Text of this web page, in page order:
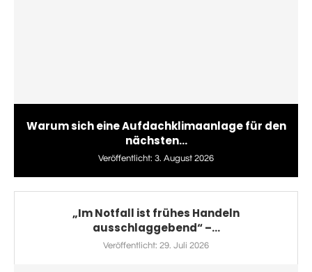
Warum sich eine Aufdachklimaanlage für den
nächsten...
Veröffentlicht: 3. August 2026
„Im Notfall ist frühes Handeln
ausschlaggebend“ –...
Veröffentlicht: 29. Juli 2026